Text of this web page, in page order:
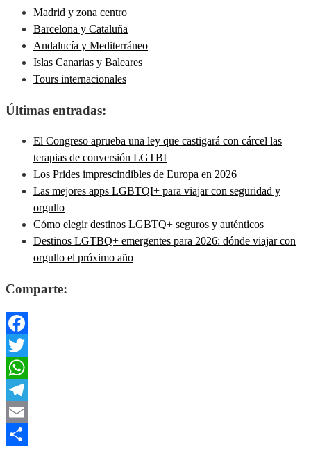
Madrid y zona centro
Barcelona y Cataluña
Andalucía y Mediterráneo
Islas Canarias y Baleares
Tours internacionales
Últimas entradas:
El Congreso aprueba una ley que castigará con cárcel las
terapias de conversión LGTBI
Los Prides imprescindibles de Europa en 2026
Las mejores apps LGBTQI+ para viajar con seguridad y
orgullo
Cómo elegir destinos LGBTQ+ seguros y auténticos
Destinos LGTBQ+ emergentes para 2026: dónde viajar con
orgullo el próximo año
Comparte:
Facebook
Twitter
WhatsApp
Telegram
Email